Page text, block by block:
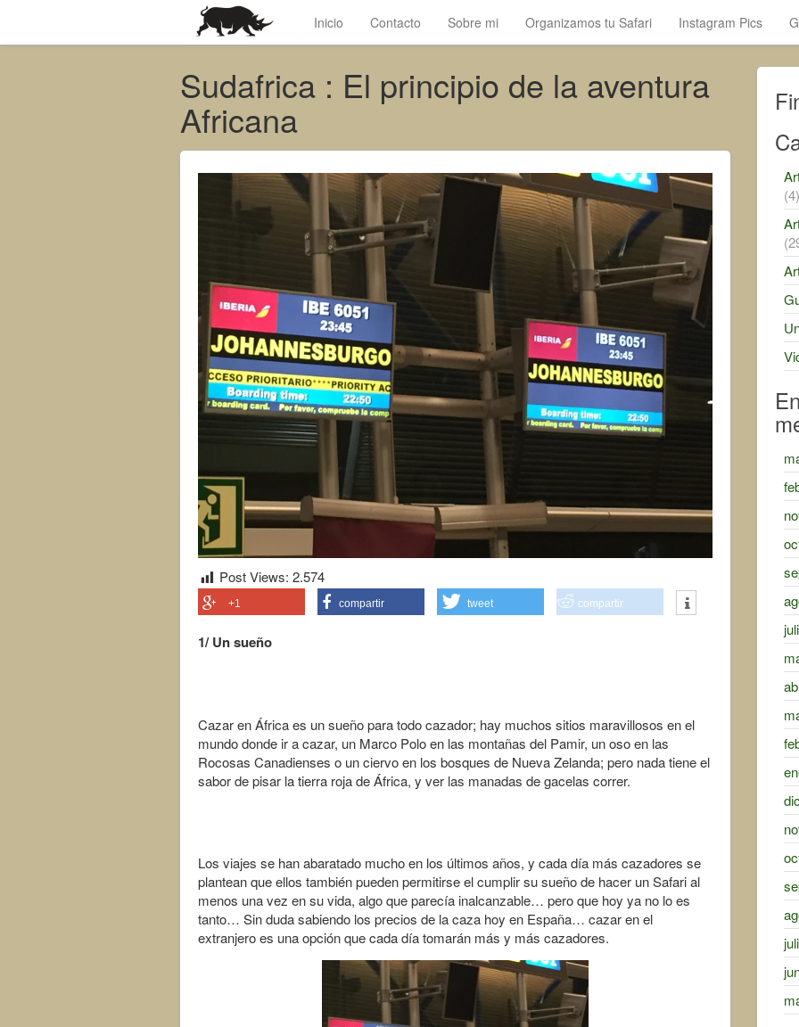
Inicio Contacto Sobre mi Organizamos tu Safari Instagram Pics
Sudafrica : El principio de la aventura
Africana
Post Views: 2.574
+1 compartir tweet compartir
1/ Un sueño
Cazar en África es un sueño para todo cazador; hay muchos sitios maravillosos en el
mundo donde ir a cazar, un Marco Polo en las montañas del Pamir, un oso en las
Rocosas Canadienses o un ciervo en los bosques de Nueva Zelanda; pero nada tiene el
sabor de pisar la tierra roja de África, y ver las manadas de gacelas correr.
Los viajes se han abaratado mucho en los últimos años, y cada día más cazadores se
plantean que ellos también pueden permitirse el cumplir su sueño de hacer un Safari al
menos una vez en su vida, algo que parecía inalcanzable… pero que hoy ya no lo es
tanto… Sin duda sabiendo los precios de la caza hoy en España… cazar en el
extranjero es una opción que cada día tomarán más y más cazadores.
(4)